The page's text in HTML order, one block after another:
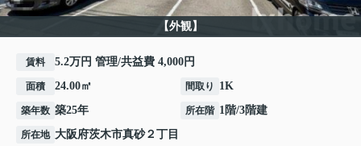
【外観】
賃料 5.2万円 管理/共益費 4,000円
面積 24.00㎡ 間取り 1K
築年数 築25年 所在階 1階/3階建
所在地 大阪府茨木市真砂２丁目